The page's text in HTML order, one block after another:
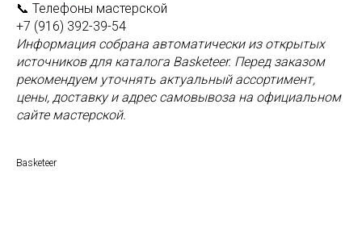
📞 Телефоны мастерской
+7 (916) 392-39-54
Информация собрана автоматически из открытых
источников для каталога Basketeer. Перед заказом
рекомендуем уточнять актуальный ассортимент,
цены, доставку и адрес самовывоза на официальном
сайте мастерской.
Basketeer